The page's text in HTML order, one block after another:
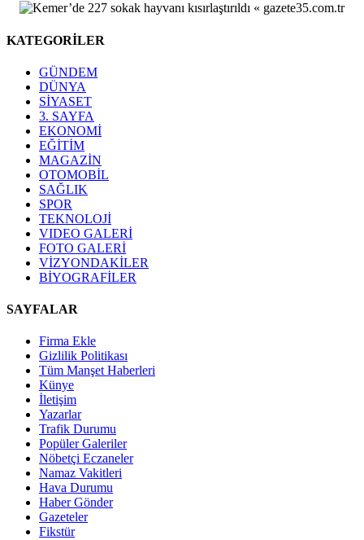
KATEGORİLER
GÜNDEM
DÜNYA
SİYASET
3. SAYFA
EKONOMİ
EĞİTİM
MAGAZİN
OTOMOBİL
SAĞLIK
SPOR
TEKNOLOJİ
VIDEO GALERİ
FOTO GALERİ
VİZYONDAKİLER
BİYOGRAFİLER
SAYFALAR
Firma Ekle
Gizlilik Politikası
Tüm Manşet Haberleri
Künye
İletişim
Yazarlar
Trafik Durumu
Popüler Galeriler
Nöbetçi Eczaneler
Namaz Vakitleri
Hava Durumu
Haber Gönder
Gazeteler
Fikstür